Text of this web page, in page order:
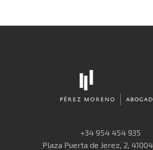
+34 954 454 935
Plaza Puerta de Jerez, 2,